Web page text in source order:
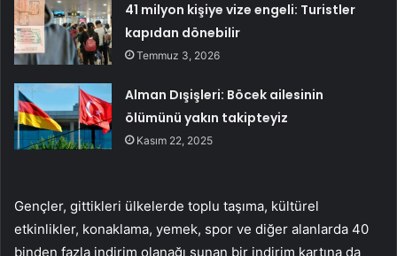
41 milyon kişiye vize engeli: Turistler
kapıdan dönebilir
Temmuz 3, 2026
Alman Dışişleri: Böcek ailesinin
ölümünü yakın takipteyiz
Kasım 22, 2025
Gençler, gittikleri ülkelerde toplu taşıma, kültürel
etkinlikler, konaklama, yemek, spor ve diğer alanlarda 40
binden fazla indirim olanağı sunan bir indirim kartına da